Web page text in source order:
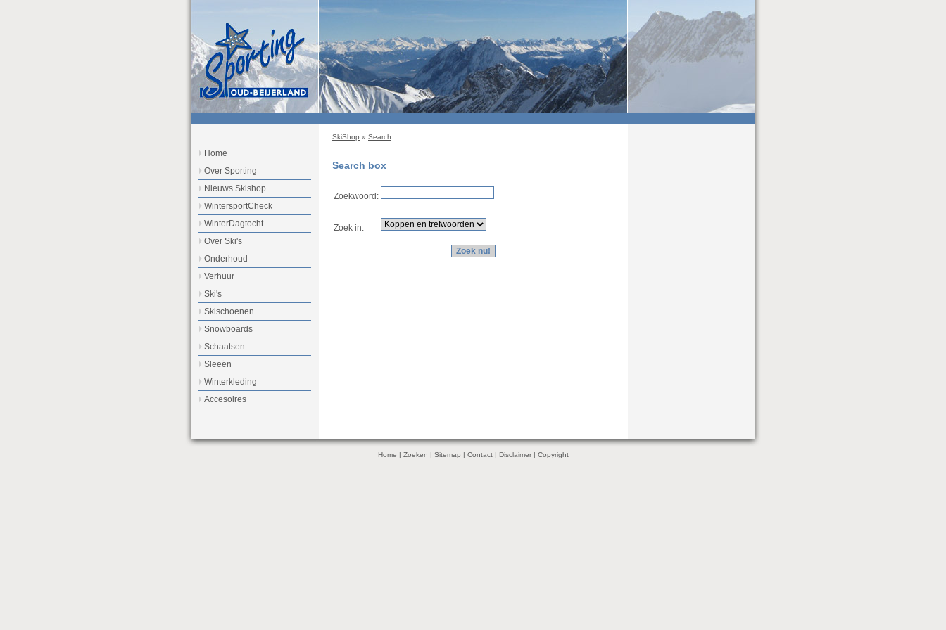
SkiShop » Search
Search box
Zoekwoord:
Zoek in:
Home
Over Sporting
Nieuws Skishop
WintersportCheck
WinterDagtocht
Over Ski's
Onderhoud
Verhuur
Ski's
Skischoenen
Snowboards
Schaatsen
Sleeën
Winterkleding
Accesoires
Home | Zoeken | Sitemap | Contact| Disclaimer| Copyright